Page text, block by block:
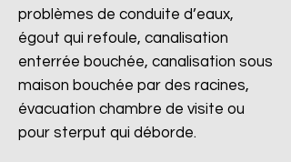
problèmes de conduite d’eaux,
égout qui refoule, canalisation
enterrée bouchée, canalisation sous
maison bouchée par des racines,
évacuation chambre de visite ou
pour sterput qui déborde.